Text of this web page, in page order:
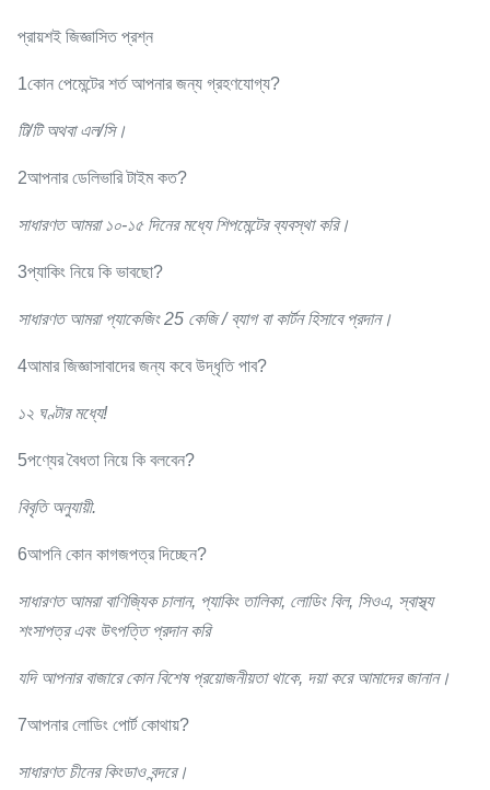
প্রায়শই জিজ্ঞাসিত প্রশ্ন
1কোন পেমেন্টের শর্ত আপনার জন্য গ্রহণযোগ্য?
টি/টি অথবা এল/সি।
2আপনার ডেলিভারি টাইম কত?
সাধারণত আমরা ১০-১৫ দিনের মধ্যে শিপমেন্টের ব্যবস্থা করি।
3প্যাকিং নিয়ে কি ভাবছো?
সাধারণত আমরা প্যাকেজিং 25 কেজি / ব্যাগ বা কার্টন হিসাবে প্রদান।
4আমার জিজ্ঞাসাবাদের জন্য কবে উদ্ধৃতি পাব?
১২ ঘণ্টার মধ্যে!
5পণ্যের বৈধতা নিয়ে কি বলবেন?
বিবৃতি অনুযায়ী.
6আপনি কোন কাগজপত্র দিচ্ছেন?
সাধারণত আমরা বাণিজ্যিক চালান, প্যাকিং তালিকা, লোডিং বিল, সিওএ, স্বাস্থ্য
শংসাপত্র এবং উৎপত্তি প্রদান করি
যদি আপনার বাজারে কোন বিশেষ প্রয়োজনীয়তা থাকে, দয়া করে আমাদের জানান।
7আপনার লোডিং পোর্ট কোথায়?
সাধারণত চীনের কিংডাও বন্দরে।